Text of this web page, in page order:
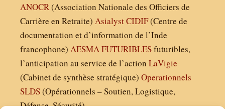
ANOCR(Association Nationale des Officiers de
Carrière en Retraite) AsialystCIDIF(Centre de
documentation et d’information de l’Inde
francophone) AESMAFUTURIBLESfuturibles,
l’anticipation au service de l’action LaVigie
(Cabinet de synthèse stratégique) Operationnels
SLDS(Opérationnels – Soutien, Logistique,
Défense, Sécurité)